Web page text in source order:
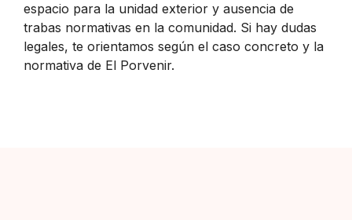
espacio para la unidad exterior y ausencia de
trabas normativas en la comunidad. Si hay dudas
legales, te orientamos según el caso concreto y la
normativa de El Porvenir.